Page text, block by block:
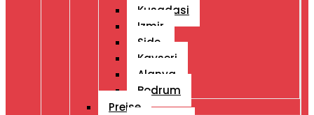
Kusadasi
Izmir
Side
Kayseri
Alanya
Bodrum
Preise